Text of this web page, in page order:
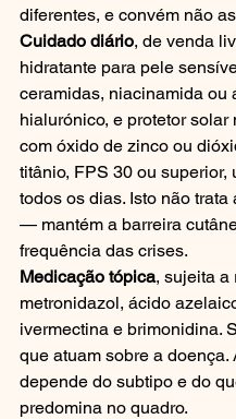
diferentes, e convém não
Cuidado diário, de venda
hidratante para pele
ceramidas, niacinamida ou
hialurónico, e protetor solar
com óxido de zinco ou
titânio, FPS 30 ou superior,
todos os dias. Isto não trata
— mantém a barreira
frequência das crises.
Medicação tópica, sujeita a
metronidazol, ácido
ivermectina e brimonidina.
que atuam sobre a doença.
depende do subtipo e do
predomina no quadro.